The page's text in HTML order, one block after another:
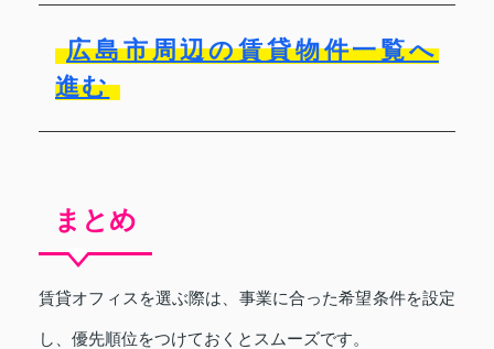
広島市周辺の賃貸物件一覧へ
進む
まとめ
賃貸オフィスを選ぶ際は、事業に合った希望条件を設定
し、優先順位をつけておくとスムーズです。